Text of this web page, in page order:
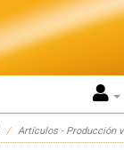
Artículos - Producción